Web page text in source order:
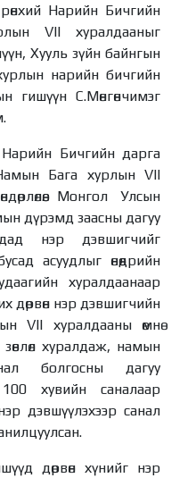
Нарийн Бичгийн
VII хуралдааныг
Хууль зүйн байнгын
нарийн бичгийн
гишүүн С.Мөнгөнчимэг
Бичгийн дарга
Бага хурлын VII
Монгол Улсын
дүрэмд заасны дагуу
нэр дэвшигчийг
асуудлыг өнөөдрийн
хуралдаанаар
дөрвөн нэр дэвшигчийн
VII хуралдааны өмнө
хуралдаж, намын
болгосны дагуу
хувийн саналаар
дэвшүүлэхээр санал
дөрвөн хүнийг нэр